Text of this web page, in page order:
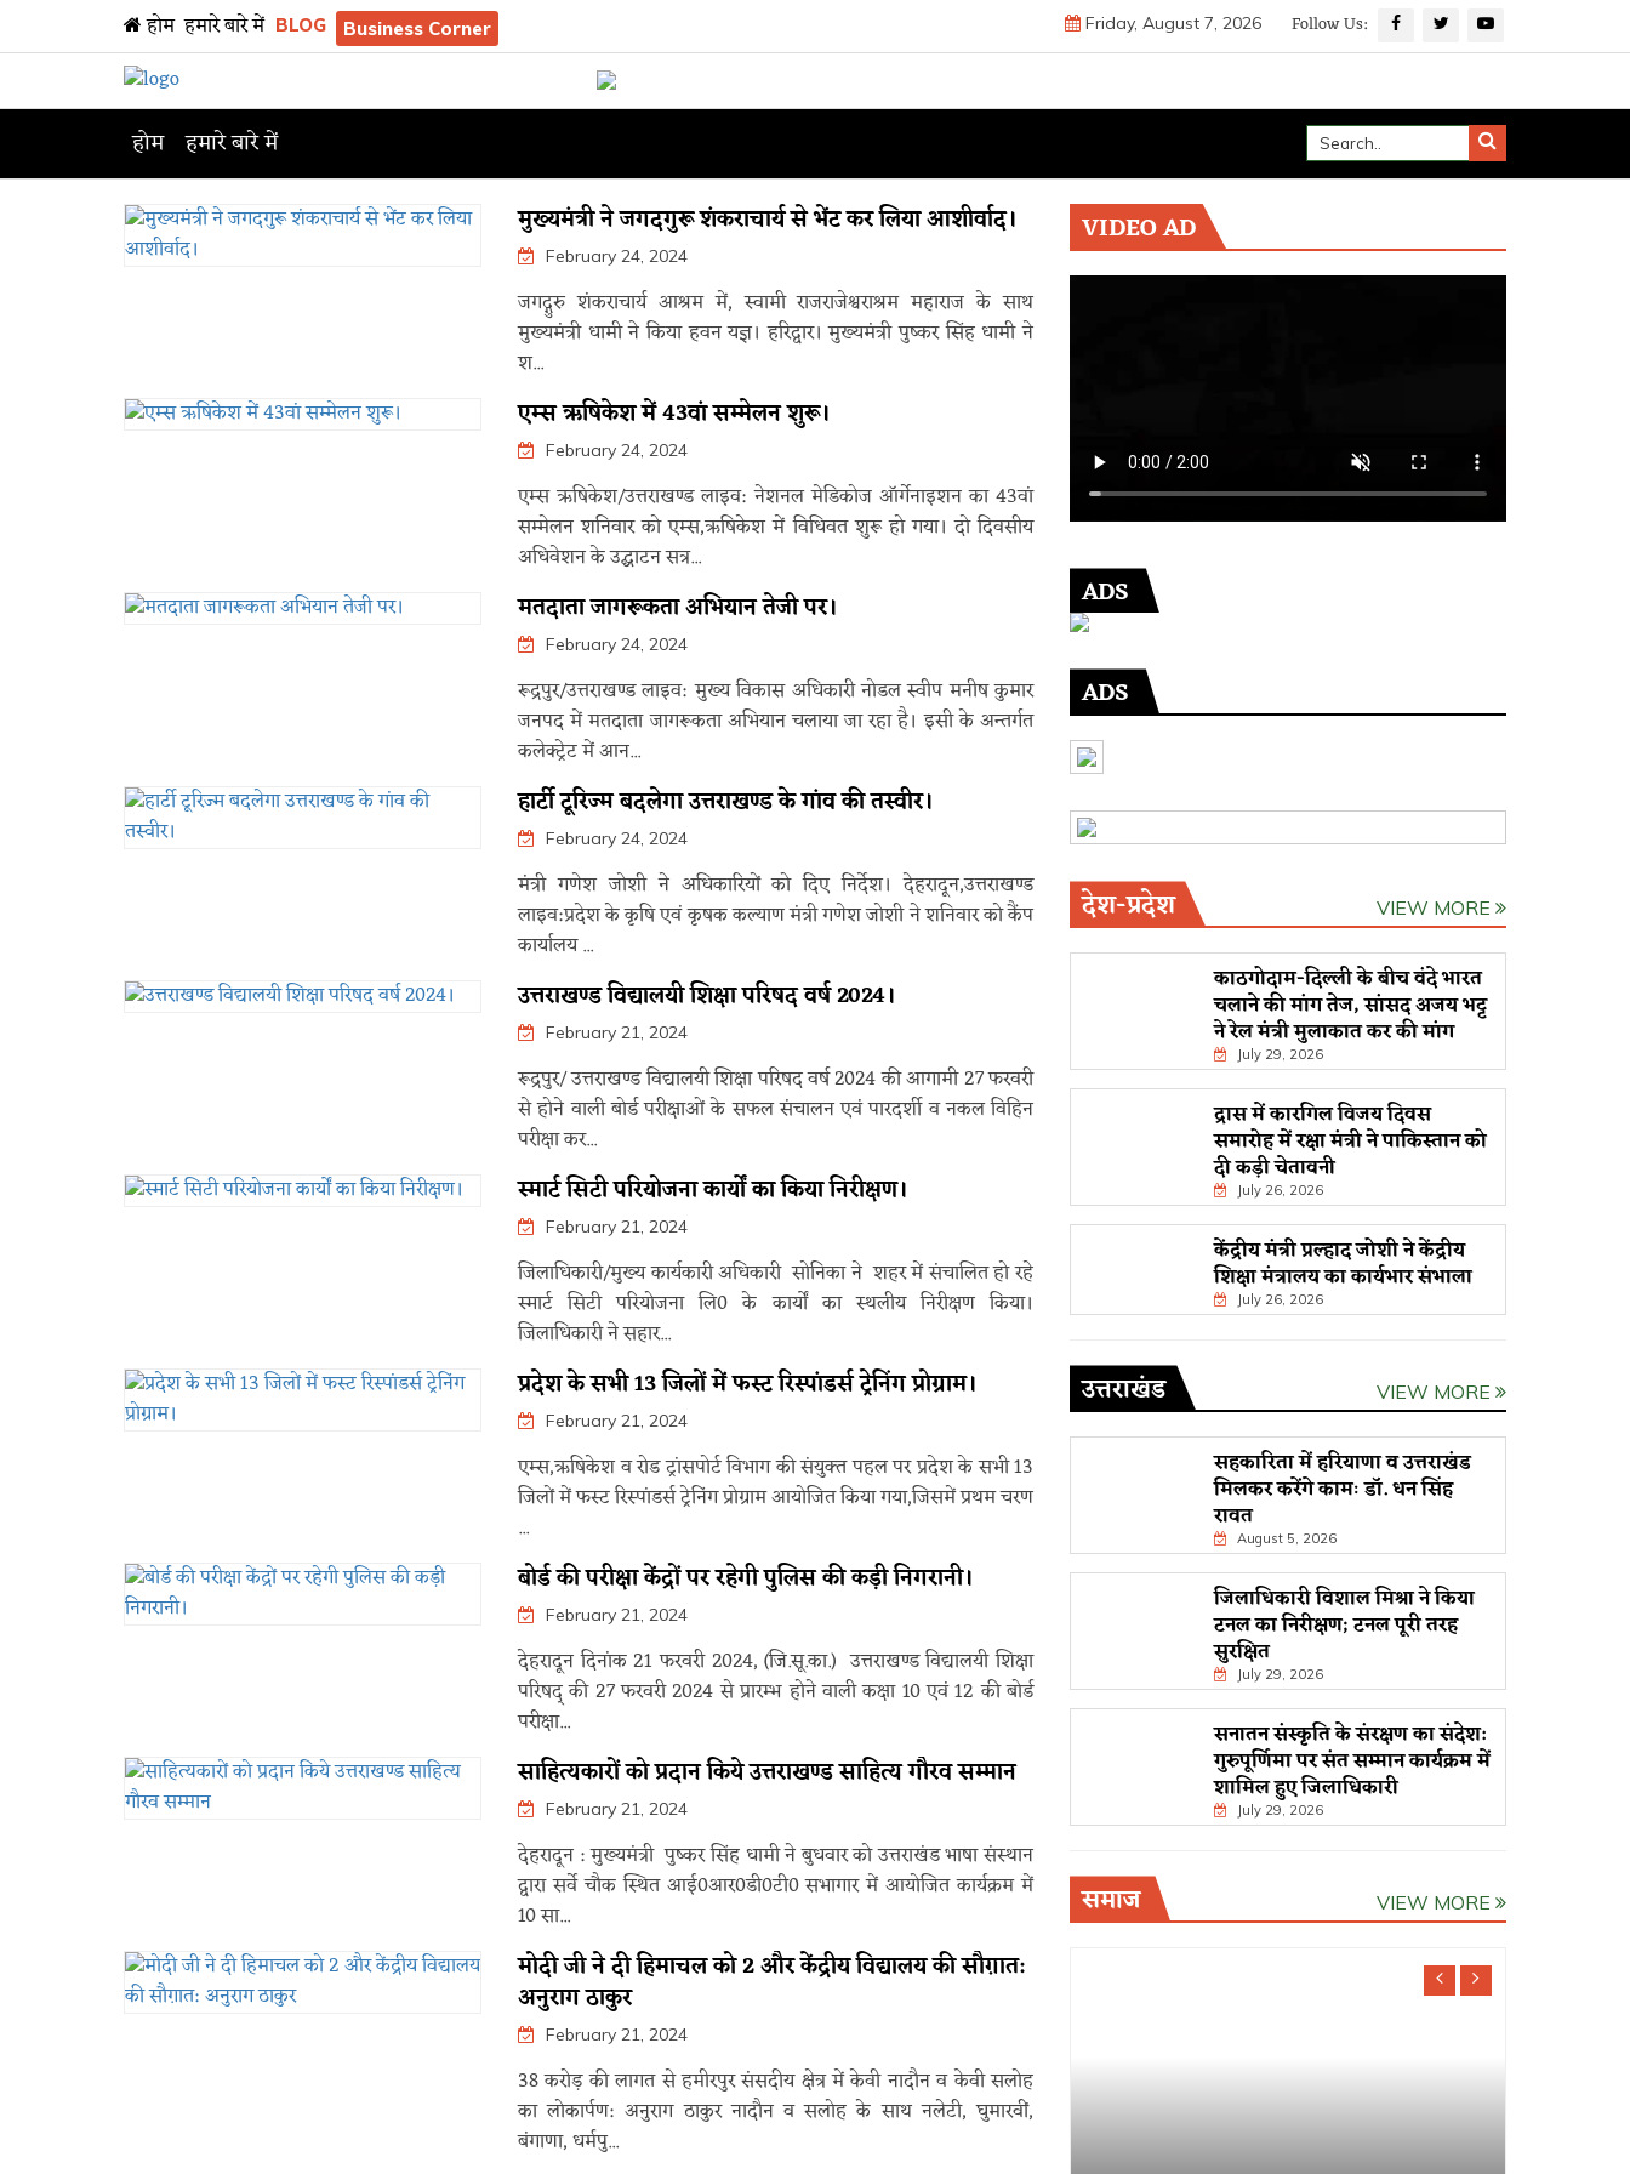
होम हमारे बारे में BLOG Business Corner Friday, August 7, 2026 Follow Us:
होम हमारे बारे में
मुख्यमंत्री ने जगदगुरू शंकराचार्य से भेंट कर लिया आशीर्वाद।
February 24, 2024
जगद्गुरु शंकराचार्य आश्रम में, स्वामी राजराजेश्वराश्रम महाराज के साथ
मुख्यमंत्री धामी ने किया हवन यज्ञ। हरिद्वार। मुख्यमंत्री पुष्कर सिंह धामी ने
श...
एम्स ऋषिकेश में 43वां सम्मेलन शुरू।
February 24, 2024
एम्स ऋषिकेश/उत्तराखण्ड लाइव: नेशनल मेडिकोज ऑर्गेनाइशन का 43वां
सम्मेलन शनिवार को एम्स,ऋषिकेश में विधिवत शुरू हो गया। दो दिवसीय
अधिवेशन के उद्घाटन सत्र...
मतदाता जागरूकता अभियान तेजी पर।
February 24, 2024
रूद्रपुर/उत्तराखण्ड लाइव: मुख्य विकास अधिकारी नोडल स्वीप मनीष कुमार
जनपद में मतदाता जागरूकता अभियान चलाया जा रहा है। इसी के अन्तर्गत
कलेक्ट्रेट में आन...
हार्टी टूरिज्म बदलेगा उत्तराखण्ड के गांव की तस्वीर।
February 24, 2024
मंत्री गणेश जोशी ने अधिकारियों को दिए निर्देश। देहरादून,उत्तराखण्ड
लाइव:प्रदेश के कृषि एवं कृषक कल्याण मंत्री गणेश जोशी ने शनिवार को कैंप
कार्यालय ...
उत्तराखण्ड विद्यालयी शिक्षा परिषद वर्ष 2024।
February 21, 2024
रूद्रपुर/ उत्तराखण्ड विद्यालयी शिक्षा परिषद वर्ष 2024 की आगामी 27 फरवरी
से होने वाली बोर्ड परीक्षाओं के सफल संचालन एवं पारदर्शी व नकल विहिन
परीक्षा कर...
स्मार्ट सिटी परियोजना कार्यों का किया निरीक्षण।
February 21, 2024
जिलाधिकारी/मुख्य कार्यकारी अधिकारी सोनिका ने शहर में संचालित हो रहे
स्मार्ट सिटी परियोजना लि0 के कार्यों का स्थलीय निरीक्षण किया।
जिलाधिकारी ने सहार...
प्रदेश के सभी 13 जिलों में फस्ट रिस्पांडर्स ट्रेनिंग प्रोग्राम।
February 21, 2024
एम्स,ऋषिकेश व रोड ट्रांसपोर्ट विभाग की संयुक्त पहल पर प्रदेश के सभी 13
जिलों में फस्ट रिस्पांडर्स ट्रेनिंग प्रोग्राम आयोजित किया गया,जिसमें प्रथम चरण
...
बोर्ड की परीक्षा केंद्रों पर रहेगी पुलिस की कड़ी निगरानी।
February 21, 2024
देहरादून दिनांक 21 फरवरी 2024, (जि.सू.का.) उत्तराखण्ड विद्यालयी शिक्षा
परिषद् की 27 फरवरी 2024 से प्रारम्भ होने वाली कक्षा 10 एवं 12 की बोर्ड
परीक्षा...
साहित्यकारों को प्रदान किये उत्तराखण्ड साहित्य गौरव सम्मान
February 21, 2024
देहरादून : मुख्यमंत्री पुष्कर सिंह धामी ने बुधवार को उत्तराखंड भाषा संस्थान
द्वारा सर्वे चौक स्थित आई0आर0डी0टी0 सभागार में आयोजित कार्यक्रम में
10 सा...
मोदी जी ने दी हिमाचल को 2 और केंद्रीय विद्यालय की सौग़ात:
अनुराग ठाकुर
February 21, 2024
38 करोड़ की लागत से हमीरपुर संसदीय क्षेत्र में केवी नादौन व केवी सलोह
का लोकार्पण: अनुराग ठाकुर नादौन व सलोह के साथ नलेटी, घुमारवीं,
बंगाणा, धर्मपु...
VIDEO AD
ADS
ADS
देश-प्रदेश VIEW MORE
काठगोदाम-दिल्ली के बीच वंदे भारत
चलाने की मांग तेज, सांसद अजय भट्ट
ने रेल मंत्री मुलाकात कर की मांग
July 29, 2026
द्रास में कारगिल विजय दिवस
समारोह में रक्षा मंत्री ने पाकिस्तान को
दी कड़ी चेतावनी
July 26, 2026
केंद्रीय मंत्री प्रल्हाद जोशी ने केंद्रीय
शिक्षा मंत्रालय का कार्यभार संभाला
July 26, 2026
उत्तराखंड VIEW MORE
सहकारिता में हरियाणा व उत्तराखंड
मिलकर करेंगे कामः डाॅ. धन सिंह
रावत
August 5, 2026
जिलाधिकारी विशाल मिश्रा ने किया
टनल का निरीक्षण; टनल पूरी तरह
सुरक्षित
July 29, 2026
सनातन संस्कृति के संरक्षण का संदेश:
गुरुपूर्णिमा पर संत सम्मान कार्यक्रम में
शामिल हुए जिलाधिकारी
July 29, 2026
समाज VIEW MORE